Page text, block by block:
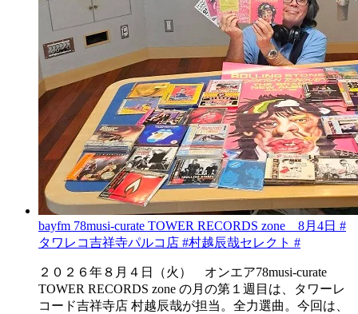
bayfm 78musi-curate TOWER RECORDS zone 8月4日 #
タワレコ吉祥寺パルコ店 #村越辰哉セレクト #
２０２６年８月４日（火） オンエア78musi-curate
TOWER RECORDS zone の月の第１週目は、タワーレ
コード吉祥寺店 村越辰哉が担当。全力選曲。今回は、